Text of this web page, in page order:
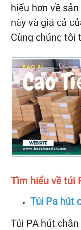
hiểu hơn về
này và giá cả
Cùng chúng tôi
Tìm hiểu về túi
Túi Pa hút
Túi PA hút